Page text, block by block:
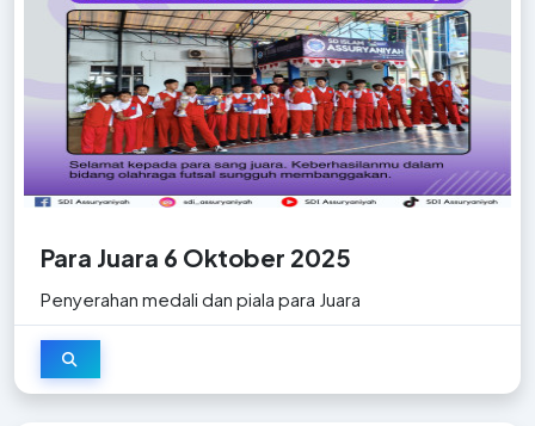
Para Juara 6 Oktober 2025
Penyerahan medali dan piala para Juara